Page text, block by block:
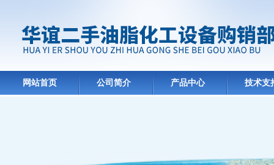
网站首页 公司简介 产品中心 技术支